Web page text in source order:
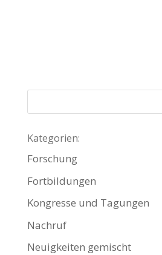
Kategorien:
Forschung
Fortbildungen
Kongresse und Tagungen
Nachruf
Neuigkeiten gemischt